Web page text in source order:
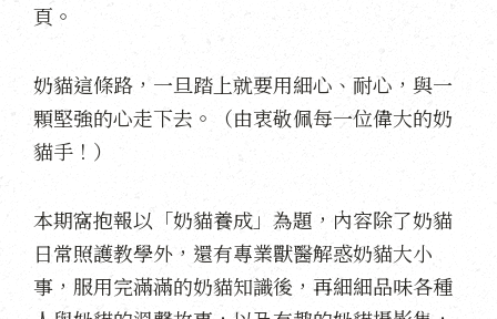
頁。
奶貓這條路，一旦踏上就要用細心、耐心，與一
顆堅強的心走下去。（由衷敬佩每一位偉大的奶
貓手！）
本期窩抱報以「奶貓養成」為題，內容除了奶貓
日常照護教學外，還有專業獸醫解惑奶貓大小
事，服用完滿滿的奶貓知識後，再細細品味各種